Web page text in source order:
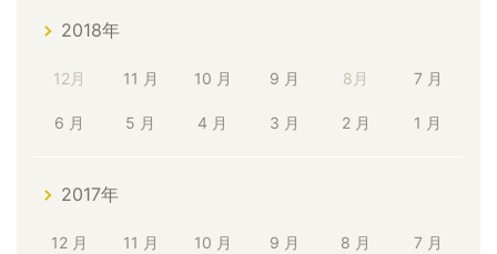
2018年
12月 11 月 10 月 9 月 8月 7 月
6 月 5 月 4 月 3 月 2 月 1 月
2017年
12 月 11 月 10 月 9 月 8 月 7 月